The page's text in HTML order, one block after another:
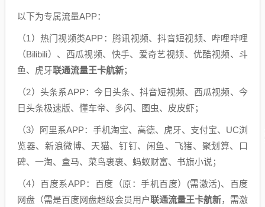
以下为专属流量APP：
（1）热门视频类APP：腾讯视频、抖音短视频、哔哩哔哩
（Bilibili）、西瓜视频、快手、爱奇艺视频、优酷视频、斗
鱼、虎牙联通流量王卡航新；
（2）头条系APP：今日头条、抖音短视频、西瓜视频、今
日头条极速版、懂车帝、多闪、图虫、皮皮虾；
（3）阿里系APP：手机淘宝、高德、虎牙、支付宝、UC浏
览器、新浪微博、天猫、钉钉、闲鱼、飞猪、聚划算、口
碑、一淘、盒马、菜鸟裹裹、蚂蚁财富、书旗小说；
（4）百度系APP：百度（原：手机百度）(需激活)、百度
网盘（需是百度网盘超级会员用户联通流量王卡航新，需激